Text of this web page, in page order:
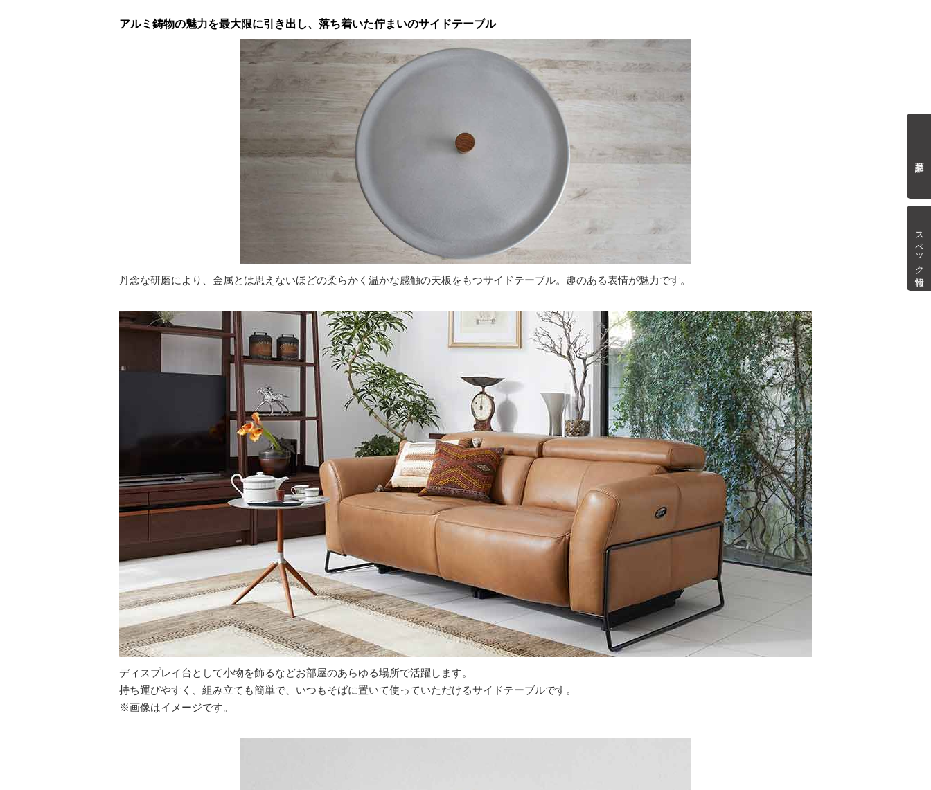
スペック情報
アルミ鋳物の魅力を最大限に引き出し、落ち着いた佇まいのサイドテーブル
丹念な研磨により、金属とは思えないほどの柔らかく温かな感触の天板をもつサイドテーブル。趣のある表情が魅力です。
ディスプレイ台として小物を飾るなどお部屋のあらゆる場所で活躍します。
持ち運びやすく、組み立ても簡単で、いつもそばに置いて使っていただけるサイドテーブルです。
※画像はイメージです。